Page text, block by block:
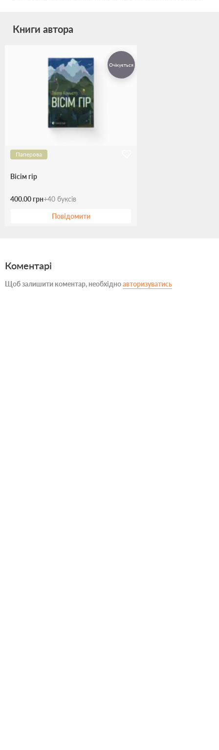
Книги автора
Очікується
Паперова
Вісім гір
400.00 грн+40 буксів
Повідомити
Коментарі
Щоб залишити коментар, необхідноавторизуватись